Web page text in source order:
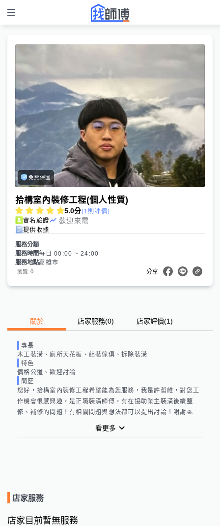
免費保固
拾構室內裝修工程(個人性質)
5.0分(1則評價)
實名驗證
歡迎來電
提供收據
服務分類
服務時間每日 00:00 ~ 24:00
服務地點高雄市
瀏覽 0 分享
關於 店家服務(0) 店家評價(1)
專長
木工裝潢、廁所天花板、組裝傢俱、拆除裝潢
特色
價格公道、歡迎討論
簡歷
您好，拾構室內裝修工程希望能為您服務，我是許哲維，對您工
作機會很感興趣，是正職裝潢師傅，有在協助業主裝潢後續整
修、補修的問題！有相關問題與想法都可以提出討論！謝謝🙏
看更多
店家服務
店家目前暫無服務